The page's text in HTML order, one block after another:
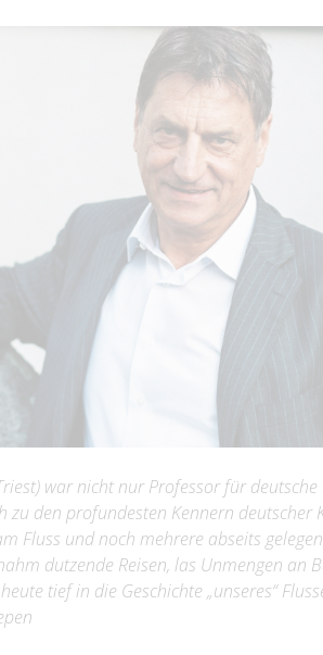
war nicht nur Professor für
zu den profundesten Kennern deutscher
Fluss und noch mehrere abseits
dutzende Reisen, las Unmengen an
tief in die Geschichte „unseres“